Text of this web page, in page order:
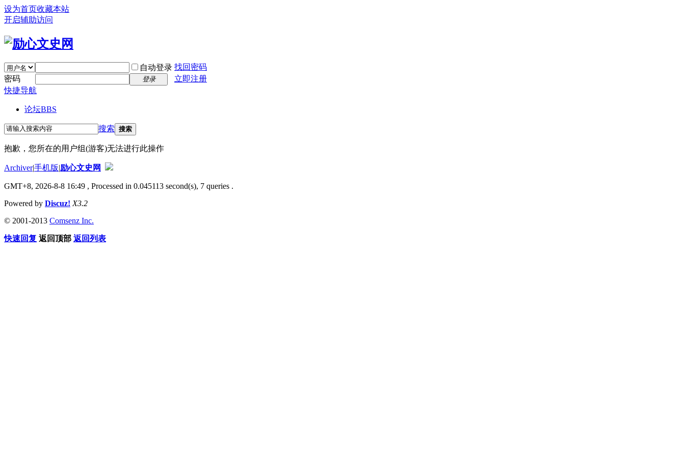
设为首页收藏本站
开启辅助访问
自动登录 找回密码
密码
登录
立即注册
快捷导航
论坛BBS
搜索 搜索
抱歉，您所在的用户组(游客)无法进行此操作
Archiver|手机版|励心文史网
GMT+8, 2026-8-8 16:49 , Processed in 0.045113 second(s), 7 queries .
Powered by Discuz! X3.2
© 2001-2013 Comsenz Inc.
快速回复 返回顶部 返回列表